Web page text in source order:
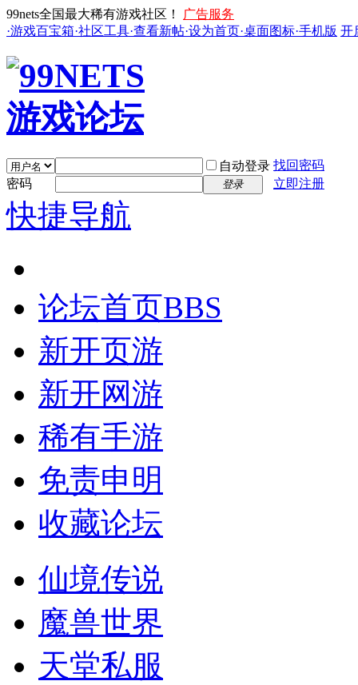
99nets全国最大稀有游戏社区！
广告服务
·游戏百宝箱·社区工具·查看新帖·设为首页·桌面图标·手机版 开
自动登录 找回密码
密码
登录 立即注册
快捷导航
论坛首页BBS
新开页游
新开网游
稀有手游
免责申明
收藏论坛
仙境传说
魔兽世界
天堂私服